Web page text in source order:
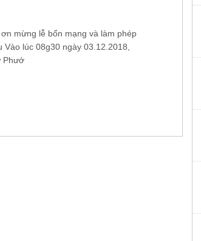
mừng lễ bổn mạng và làm phép
lúc 08g30 ngày 03.12.2018,
Phướ